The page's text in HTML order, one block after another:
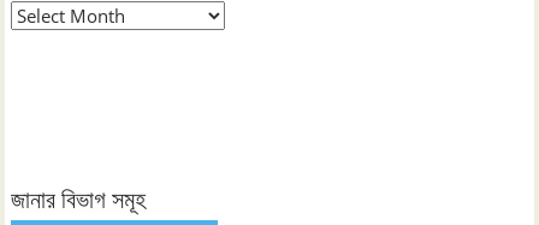
মাস
জানার বিভাগ সমূহ